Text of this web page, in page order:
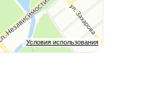
Условия использования